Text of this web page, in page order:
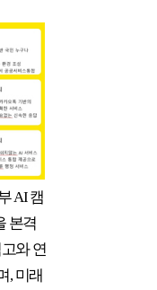
AI캠
본격
와 연
,미래